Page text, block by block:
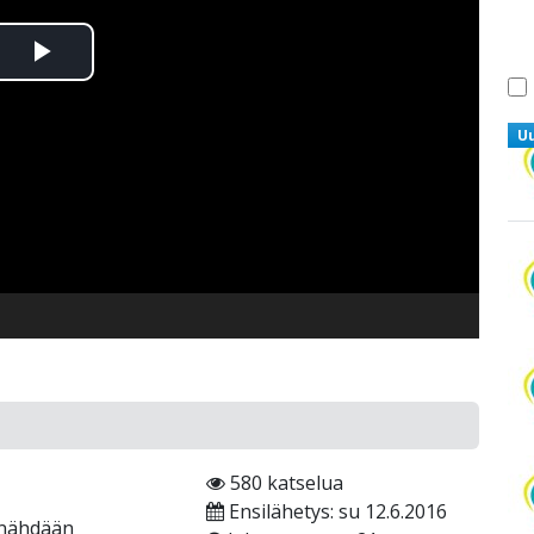
Toista
580 katselua
Ensilähetys: su 12.6.2016